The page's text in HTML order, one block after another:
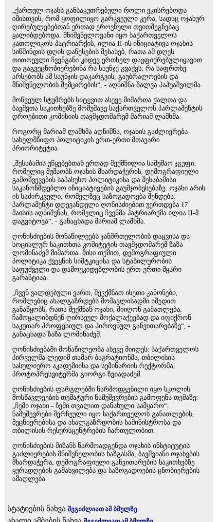
„ქართულ ოჯახს განსაკუთრებული როლი ეკისრებოდა
იმისთვის, რომ ყოფილიყო გარკვეული კერა, სადაც ოჯახურ
ღირებულებებთან ერთად ეროვნული თვითშეგნებაც
ყალიბდებოდა. მნიშვნელოვანი იყო საქართველოს
კათოლიკოს-პატრიარქის, ილია II-ის ინიციატივა ოჯახის
სიწმინდის დღის დაწესების შესახებ, რათა ამ დღეს
თითოეული ჩვენგანი კიდევ ერთხელ დავფიქრებულიყავით
და გაგვეცნობიერებინა რა საუნჯე გვაქვს, რა საფრთხე
არსებობს ამ საუნჯის დაკარგვის, გაუბრალოების და
მნიშვნელობის შემცირების“, - აღნიშნა შალვა პაპუაშვილმა.
მოწვეულ სტუმრებს სიტყვით ასევე მიმართა ქალთა და
ბავშვთა საკითხებზე მომუშავე საქართველოს პარლამენტის
დროებითი კომისიის თავმჯდომარემ მარიამ ლაშხმა.
როგორც მარიამ ლაშხმა აღნიშნა, ოჯახის გაძლიერება
სახელმწიფო პოლიტიკის ერთ-ერთი მთავარი
პრიორიტეტია.
„შესაბამის უწყებებთან ერთად შექმნილია სამუშაო ჯგუფი,
რომელიც მუშაობს ოჯახის მხარდაჭერის, დემოგრაფიული
გამოწვევების საპასუხო პოლიტიკისა და შესაბამისი
საკანონმდებლო ინიციატივების გაუმჯობესებაზე. ოჯახი არის
ის საძირკველი, რომელზეც საზოგადოება შენდება.
პარლამენტი დღევანდელი ღონისძიებით უერთდება 17
მაისის აღნიშვნას, რომელიც ჩვენმა პატრიარქმა ილია II-მ
დაგვიტოვა“, - განაცხადა მარიამ ლაშხმა.
ღონისძიების მონაწილეებს ჯანმრთელობის დაცვისა და
სოციალურ საკითხთა კომიტეტის თავმჯდომარემ ზაზა
ლომინაძემ მიმართა. მისი თქმით, დემოგრაფიული
პოლიტიკა ქვეყნის სიმტკიცისა და სტაბილურობის
საფუძველი და დამოუკიდებლობის ერთ-ერთი მყარი
გარანტიაა.
„ჩვენ ვალდებული ვართ, შევქმნათ ისეთი კანონები,
რომლებიც ახალგაზრდებს მომავლისადმი იმედით
განაწყობს, რათა შექმნან ოჯახი, მიიღონ განათლება,
ჩამოყალიბდნენ ღირსეულ მოქალაქეებად და იფიქრონ
საკუთარ პროფესიულ და პიროვნულ განვითარებაზე“, -
განაცხადა ზაზა ლომინაძემ.
ღონისძიებაში მონაწილეობა ასევე მიიღეს: საქართველოს
პირველმა ლედიმ თამარ ბაგრატიონმა, თბილისის
სასულიერო აკადემიისა და სემინარიის რექტორმა,
პროტოპრესვიტერმა გიორგი ზვიადაძემ.
ღონისძიების ფარგლებში წარმოდგენილი იყო სკოლის
მოსწავლეების თემატური ნამუშევრების გამოფენა თემაზე:
„ჩემი ოჯახი - ჩემი თვალით დანახული სამყარო“.
ნამუშევრები შერჩეული იყო საქართველოს განათლების,
მეცნიერებისა და ახალგაზრდობის სამინისტროსა და
თბილისის რესურსცენტრების ჩართულობით.
ღონისძიების მიზანს წარმოადგენდა ოჯახის ინსტიტუტის
გაძლიერების მნიშვნელობის ხაზგასმა, ბავშვიანი ოჯახების
მხარდაჭერა, დემოგრაფიული განვითარების საკითხებზე
ყურადღების გამახვილება და საზოგადოების ცნობიერების
ამაღლება.
სტატიების ნახვა შეგიძლიათ ამ ბმულზე